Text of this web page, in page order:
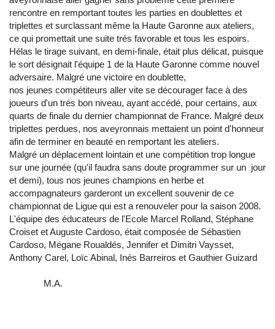
rencontre en remportant toutes les parties en doublettes et
triplettes et surclassant même la Haute Garonne aux ateliers,
ce qui promettait une suite trés favorable et tous les espoirs.
Hélas le tirage suivant, en demi-finale, était plus délicat, puisque
le sort désignait l'équipe 1 de la Haute Garonne comme nouvel
adversaire. Malgré une victoire en doublette,
nos jeunes compétiteurs aller vite se décourager face à des
joueurs d'un trés bon niveau, ayant accédé, pour certains, aux
quarts de finale du dernier championnat de France. Malgré deux
triplettes perdues, nos aveyronnais mettaient un point d'honneur
afin de terminer en beauté en remportant les ateliers.
Malgré un déplacement lointain et une compétition trop longue
sur une journée (qu'il faudra sans doute programmer sur un jour
et demi), tous nos jeunes champions en herbe et
accompagnateurs garderont un excellent souvenir de ce
championnat de Ligue qui est a renouveler pour la saison 2008.
L'équipe des éducateurs de l'Ecole Marcel Rolland, Stéphane
Croiset et Auguste Cardoso, était composée de Sébastien
Cardoso, Mégane Roualdés, Jennifer et Dimitri Vaysset,
Anthony Carel, Loïc Abinal, Inés Barreiros et Gauthier Guizard
M.A.